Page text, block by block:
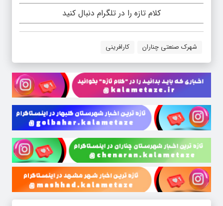
کلام تازه را در تلگرام دنبال کنید
شهرک صنعتی چناران کارافرینی